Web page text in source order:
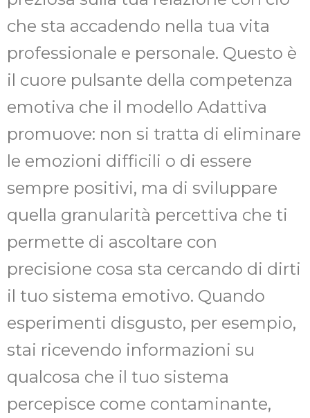
che sta accadendo nella tua vita
professionale e personale. Questo è
il cuore pulsante della competenza
emotiva che il modello Adattiva
promuove: non si tratta di eliminare
le emozioni difficili o di essere
sempre positivi, ma di sviluppare
quella granularità percettiva che ti
permette di ascoltare con
precisione cosa sta cercando di dirti
il tuo sistema emotivo. Quando
esperimenti disgusto, per esempio,
stai ricevendo informazioni su
qualcosa che il tuo sistema
percepisce come contaminante,